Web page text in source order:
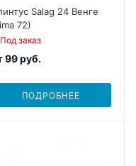
Salag 24 Венге
72)
Под заказ
99 руб.
ПОДРОБНЕЕ